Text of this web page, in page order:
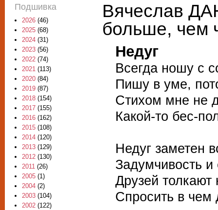
Вячеслав
больше, чем
Недуг
Всегда ношу с
Пишу в уме,
Стихом мне не
Какой-то бес-
Недуг заметен
Задумчивость
Друзей
Спросить в чем
Подшивка
2026 (46)
2025 (68)
2024 (31)
2023 (56)
2022 (74)
2021 (113)
2020 (84)
2019 (87)
2018 (154)
2017 (155)
2016 (162)
2015 (108)
2014 (120)
2013 (129)
2012 (130)
2011 (26)
2005 (1)
2004 (2)
2003 (104)
2002 (122)